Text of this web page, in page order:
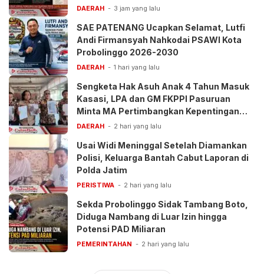
DAERAH 3 jam yang lalu
SAE PATENANG Ucapkan Selamat, Lutfi
Andi Firmansyah Nahkodai PSAWI Kota
Probolinggo 2026-2030
DAERAH 1 hari yang lalu
Sengketa Hak Asuh Anak 4 Tahun Masuk
Kasasi, LPA dan GM FKPPI Pasuruan
Minta MA Pertimbangkan Kepentingan
Anak
DAERAH 2 hari yang lalu
Usai Widi Meninggal Setelah Diamankan
Polisi, Keluarga Bantah Cabut Laporan di
Polda Jatim
PERISTIWA 2 hari yang lalu
Sekda Probolinggo Sidak Tambang Boto,
Diduga Nambang di Luar Izin hingga
Potensi PAD Miliaran
PEMERINTAHAN 2 hari yang lalu